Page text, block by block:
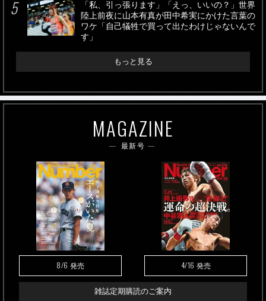
「私、引っ張ります」「えっ、いいの？」世界
陸上前夜に山本有真が田中希実にかけた言葉の
ワケ「自己犠牲で買って出たわけじゃないんで
す」
もっと見る
MAGAZINE
最新号
8/6 発売 4/16 発売
雑誌定期購読のご案内